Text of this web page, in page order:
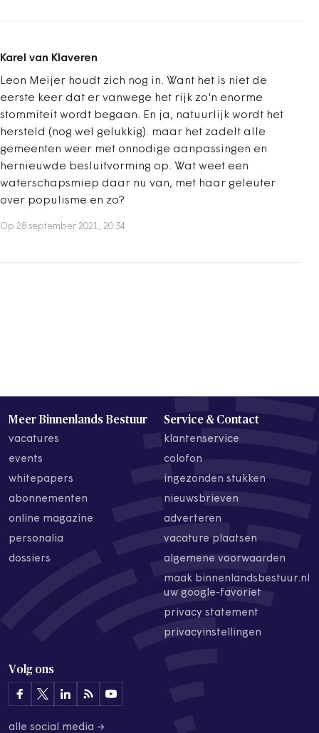
Karel van Klaveren
Leon Meijer houdt zich nog in. Want het is niet de
eerste keer dat er vanwege het rijk zo'n enorme
stommiteit wordt begaan. En ja, natuurlijk wordt het
hersteld (nog wel gelukkig). maar het zadelt alle
gemeenten weer met onnodige aanpassingen en
hernieuwde besluitvorming op. Wat weet een
waterschapsmiep daar nu van, met haar geleuter
over populisme en zo?
Op 28 september 2021, 20:34
Meer Binnenlands Bestuur
vacatures
events
whitepapers
abonnementen
online magazine
personalia
dossiers
Service & Contact
klantenservice
colofon
ingezonden stukken
nieuwsbrieven
adverteren
vacature plaatsen
algemene voorwaarden
maak binnenlandsbestuur.nl
uw google-favoriet
privacy statement
privacyinstellingen
Volg ons
alle social media →